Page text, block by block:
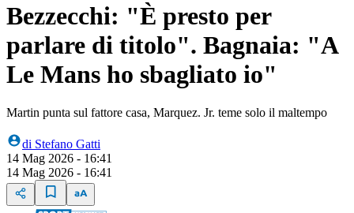
Bezzecchi: "È presto per
parlare di titolo". Bagnaia: "A
Le Mans ho sbagliato io"
Martin punta sul fattore casa, Marquez. Jr. teme solo il maltempo
di Stefano Gatti
14 Mag 2026 - 16:41
14 Mag 2026 - 16:41